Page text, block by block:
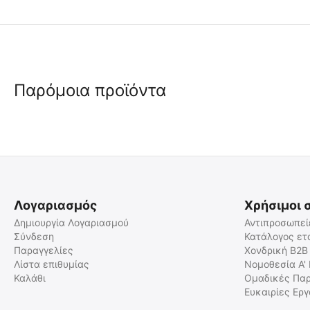
Παρόμοια προϊόντα
Εκπαιδευτική Σύριγγα
Χορήγησης Αδρεναλίνης
EpiPen
SP/PH/073
Εκπαιδευτικό Επίθεμα
Ενδομυϊκής & Υποδερμικής
Ένεσης με 3 Αποσπώμενα
Επίπεδα Δέρματος
Άμεσα διαθέσιμο
Λογαριασμός
Δημιουργία Λογαριασμού
Σύνδεση
Παραγγελίες
Λίστα επιθυμίας
Καλάθι
Χρήσιμοι
Κατάλογος
Χονδρική B2B
Νομοθεσία Α'
Ομαδικές
Ευκαιρίες